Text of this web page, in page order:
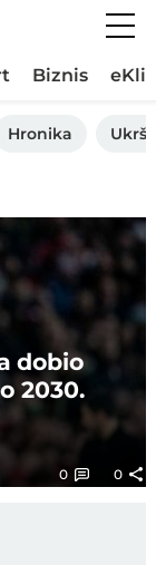
Biznis
Hronika
dobio
2030.
0 0